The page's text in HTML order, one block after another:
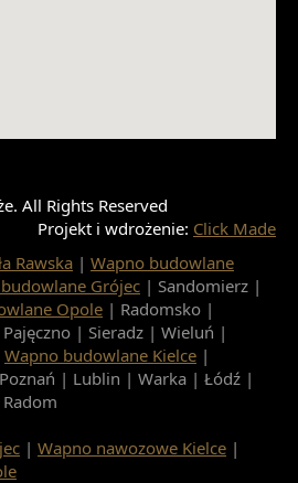
All Rights Reserved
Projekt i wdrożenie: Click Made
Rawska | Wapno budowlane
Grójec | Sandomierz |
Opole | Radomsko |
| Sieradz | Wieluń |
Wapno budowlane Kielce |
| Lublin | Warka | Łódź |
| Wapno nawozowe Kielce |